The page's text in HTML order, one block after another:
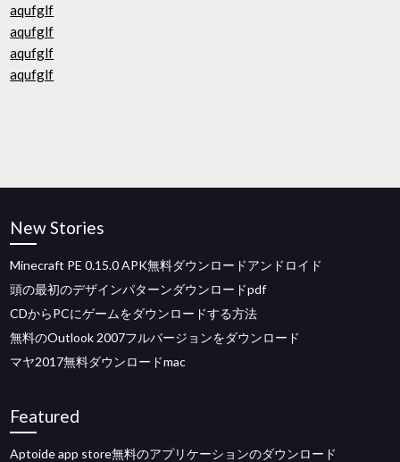
aqufglf
aqufglf
aqufglf
aqufglf
New Stories
Minecraft PE 0.15.0 APK無料ダウンロードアンドロイド
頭の最初のデザインパターンダウンロードpdf
CDからPCにゲームをダウンロードする方法
無料のOutlook 2007フルバージョンをダウンロード
マヤ2017無料ダウンロードmac
Featured
Aptoide app store無料のアプリケーションのダウンロード